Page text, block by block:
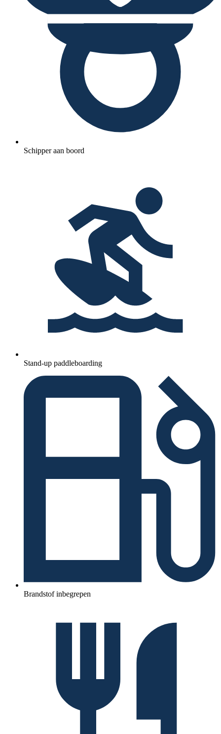
Schipper aan boord
Stand-up paddleboarding
Brandstof inbegrepen